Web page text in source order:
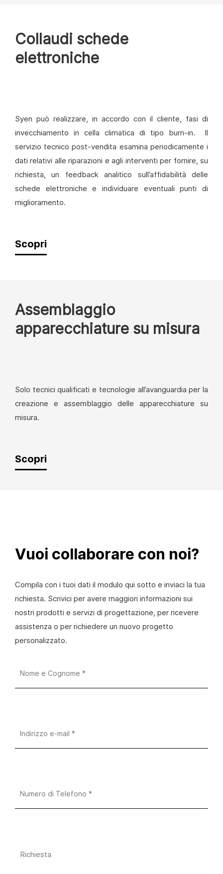
Collaudi schede
elettroniche
Syen può realizzare, in accordo con il cliente, fasi di
invecchiamento in cella climatica di tipo burn-in. Il
servizio tecnico post-vendita esamina periodicamente i
dati relativi alle riparazioni e agli interventi per fornire, su
richiesta, un feedback analitico sull’affidabilità delle
schede elettroniche e individuare eventuali punti di
miglioramento.
Scopri
Solo tecnici qualificati e tecnologie all’avanguardia per la
creazione e assemblaggio delle apparecchiature su
misura.
Scopri
Assemblaggio
apparecchiature su misura
Vuoi collaborare con noi?
Compila con i tuoi dati il modulo qui sotto e inviaci la tua
richiesta. Scrivici per avere maggiori informazioni sui
nostri prodotti e servizi di progettazione, per ricevere
assistenza o per richiedere un nuovo progetto
personalizzato.